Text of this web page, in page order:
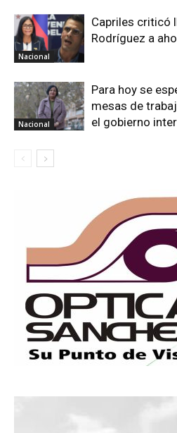
Nacional
Capriles criticó
Rodríguez a
Nacional
Para hoy se
mesas de
el gobierno